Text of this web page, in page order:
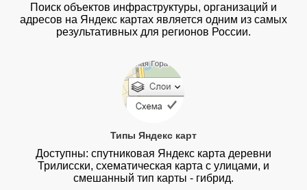
Поиск объектов инфраструктуры, организаций и
адресов на Яндекс картах является одним из самых
результативных для регионов России.
Типы Яндекс карт
Доступны: спутниковая Яндекс карта деревни
Трилисски, схематическая карта с улицами, и
смешанный тип карты - гибрид.